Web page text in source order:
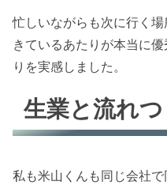
忙しいながらも次に行く
きているあたりが本当に
りを実感しました。
生業と流れ
私も米山くんも同じ会社で